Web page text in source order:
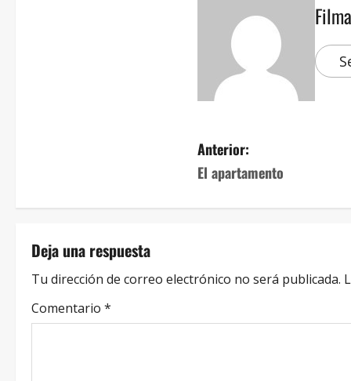
Anterior:
El apartamento
Deja una respuesta
Tu dirección de correo electrónico no será publicada.
Comentario *